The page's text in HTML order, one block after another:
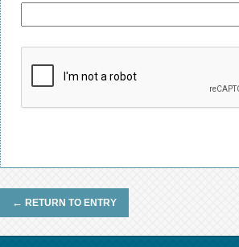
← RETURN TO ENTRY